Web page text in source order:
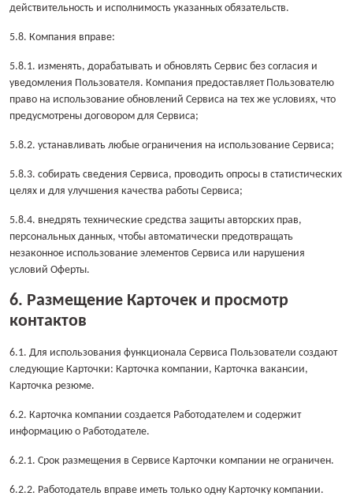
действительность и исполнимость указанных обязательств.
5.8. Компания вправе:
5.8.1. изменять, дорабатывать и обновлять Сервис без согласия и
уведомления Пользователя. Компания предоставляет Пользователю
право на использование обновлений Сервиса на тех же условиях, что
предусмотрены договором для Сервиса;
5.8.2. устанавливать любые ограничения на использование Сервиса;
5.8.3. собирать сведения Сервиса, проводить опросы в статистических
целях и для улучшения качества работы Сервиса;
5.8.4. внедрять технические средства защиты авторских прав,
персональных данных, чтобы автоматически предотвращать
незаконное использование элементов Сервиса или нарушения
условий Оферты.
6. Размещение Карточек и просмотр
контактов
6.1. Для использования функционала Сервиса Пользователи создают
следующие Карточки: Карточка компании, Карточка вакансии,
Карточка резюме.
6.2. Карточка компании создается Работодателем и содержит
информацию о Работодателе.
6.2.1. Срок размещения в Сервисе Карточки компании не ограничен.
6.2.2. Работодатель вправе иметь только одну Карточку компании.